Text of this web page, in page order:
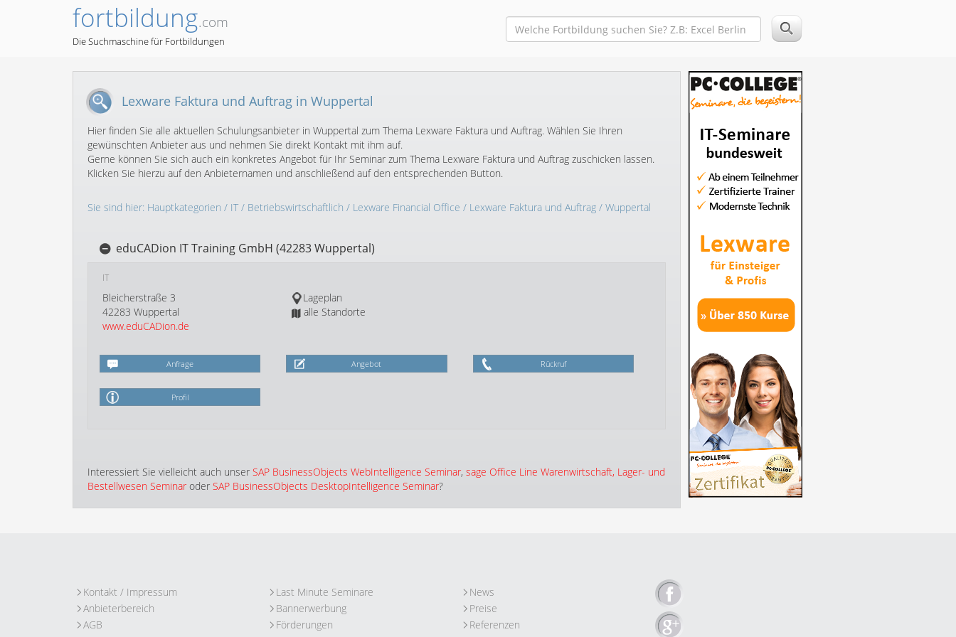
fortbildung.com
Die Suchmaschine für Fortbildungen
Lexware Faktura und Auftrag in Wuppertal
Hier finden Sie alle aktuellen Schulungsanbieter in Wuppertal zum Thema Lexware Faktura und Auftrag. Wählen Sie Ihren
gewünschten Anbieter aus und nehmen Sie direkt Kontakt mit ihm auf.
Gerne können Sie sich auch ein konkretes Angebot für Ihr Seminar zum Thema Lexware Faktura und Auftrag zuschicken lassen.
Klicken Sie hierzu auf den Anbieternamen und anschließend auf den entsprechenden Button.
Sie sind hier: Hauptkategorien / IT/ Betriebswirtschaftlich / Lexware Financial Office / Lexware Faktura und Auftrag / Wuppertal
eduCADion IT Training GmbH (42283 Wuppertal)
IT
Bleicherstraße 3
42283 Wuppertal
www.eduCADion.de
Lageplan
alle Standorte
Anfrage Angebot Rückruf
Profil
Interessiert Sie vielleicht auch unser SAP BusinessObjects WebIntelligence Seminar, sage Office Line Warenwirtschaft, Lager- und
Bestellwesen Seminar oder SAP BusinessObjects DesktopIntelligence Seminar?
Kontakt / Impressum
Anbieterbereich
AGB
Last Minute Seminare
Bannerwerbung
Förderungen
News
Preise
Referenzen